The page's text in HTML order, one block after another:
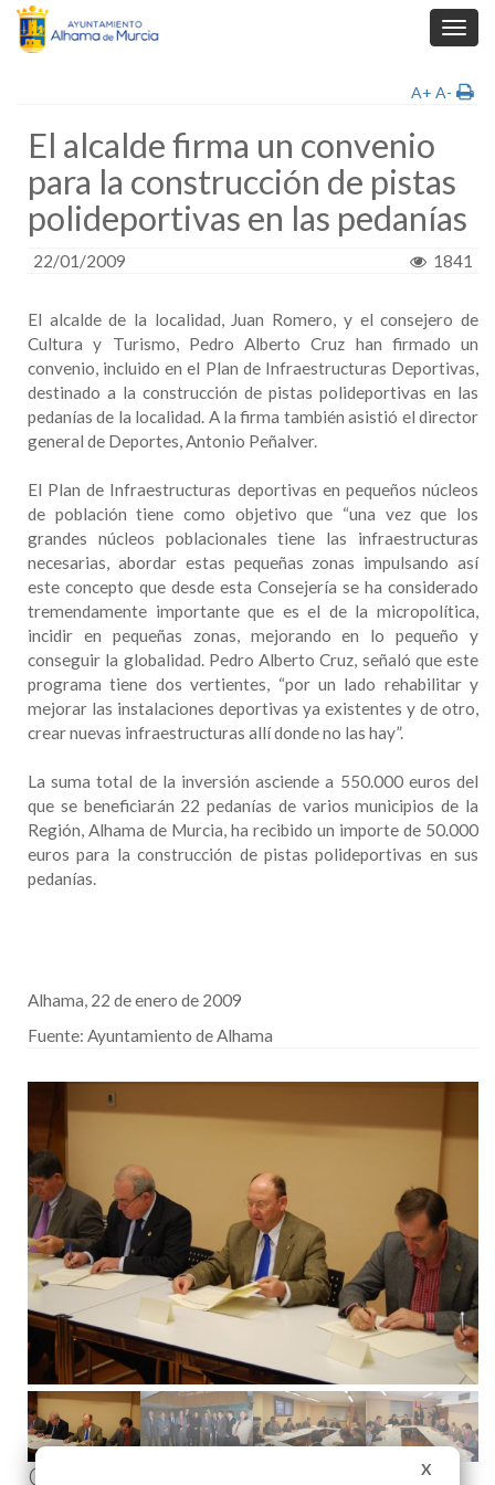
A+ A-
El alcalde firma un convenio
para la construcción de pistas
polideportivas en las pedanías
22/01/2009 1841
El alcalde de la localidad, Juan Romero, y el consejero de
Cultura y Turismo, Pedro Alberto Cruz han firmado un
convenio, incluido en el Plan de Infraestructuras Deportivas,
destinado a la construcción de pistas polideportivas en las
pedanías de la localidad. A la firma también asistió el director
general de Deportes, Antonio Peñalver.
El Plan de Infraestructuras deportivas en pequeños núcleos
de población tiene como objetivo que “una vez que los
grandes núcleos poblacionales tiene las infraestructuras
necesarias, abordar estas pequeñas zonas impulsando así
este concepto que desde esta Consejería se ha considerado
tremendamente importante que es el de la micropolítica,
incidir en pequeñas zonas, mejorando en lo pequeño y
conseguir la globalidad. Pedro Alberto Cruz, señaló que este
programa tiene dos vertientes, “por un lado rehabilitar y
mejorar las instalaciones deportivas ya existentes y de otro,
crear nuevas infraestructuras allí donde no las hay”.
La suma total de la inversión asciende a 550.000 euros del
que se beneficiarán 22 pedanías de varios municipios de la
Región, Alhama de Murcia, ha recibido un importe de 50.000
euros para la construcción de pistas polideportivas en sus
pedanías.
Alhama, 22 de enero de 2009
Fuente: Ayuntamiento de Alhama
Comenta esta noticia en Facebook X